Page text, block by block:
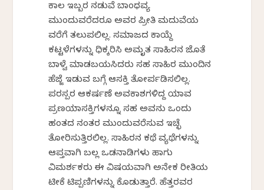
ಕಾಲ ಇಬ್ಬರ ನಡುವೆ ಬಾಂಧವ್ಯ
ಮುಂದುವರೆದರೂ ಅವರ ಪ್ರೀತಿ ಮದುವೆಯ
ವರೆಗೆ ತಲುಪಲಿಲ್ಲ. ಸಮಾಜದ ಕಾಯ್ದೆ
ಕಟ್ಟಳೆಗಳನ್ನು ಧಿಕ್ಕರಿಸಿ ಅಮೃತ ಸಾಹಿರನ ಜೊತೆ
ಬಾಳ್ವೆ ಮಾಡಬಯಸಿದರು ಸಹ ಸಾಹಿರ ಮುಂದಿನ
ಹೆಜ್ಜೆ ಇಡುವ ಬಗ್ಗೆ ಆಸಕ್ತಿ ತೋರ್ಪಡಿಸಲಿಲ್ಲ.
ಪರಸ್ಪರ ಆಕರ್ಷಣೆ ಅವಕಾಶಗಳಿದ್ದ ಯಾವ
ಪ್ರಣಯಾಸಕ್ತಿಗಳನ್ನೂ ಸಹ ಅವನು ಒಂದು
ಹಂತದ ನಂತರ ಮುಂದುವರೆಸುವ ಇಚ್ಛೆ
ತೋರಿಸುತ್ತಿರಲಿಲ್ಲ. ಸಾಹಿರನ ಕಥೆ ವ್ಯಥೆಗಳನ್ನು
ಆಪ್ತವಾಗಿ ಬಲ್ಲ ಒಡನಾಡಿಗಳು ಹಾಗು
ವಿಮರ್ಶಕರು ಈ ವಿಷಯವಾಗಿ ಅನೇಕ ರೀತಿಯ
ಟೀಕೆ ಟಿಪ್ಪಣಿಗಳನ್ನು ಕೊಡುತ್ತಾರೆ. ಹೆತ್ತರವರ